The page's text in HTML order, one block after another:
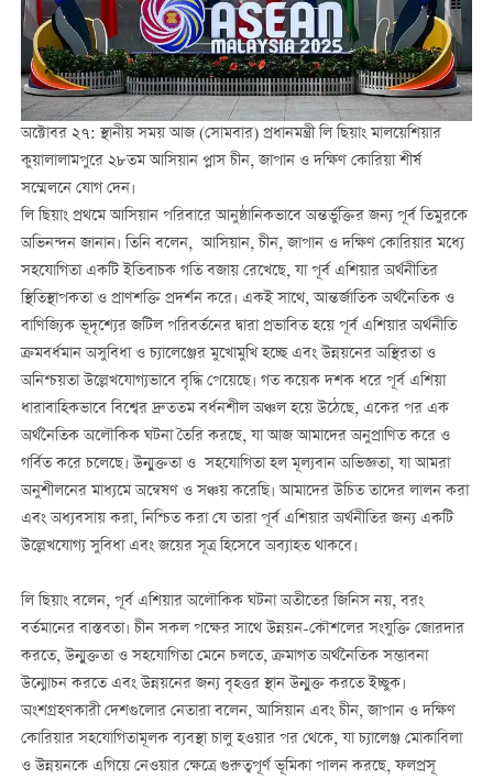
অক্টোবর ২৭: স্থানীয় সময় আজ (সোমবার) প্রধানমন্ত্রী লি ছিয়াং মালয়েশিয়ার
কুয়ালালামপুরে ২৮তম আসিয়ান প্লাস চীন, জাপান ও দক্ষিণ কোরিয়া শীর্ষ
সম্মেলনে যোগ দেন।
লি ছিয়াং প্রথমে আসিয়ান পরিবারে আনুষ্ঠানিকভাবে অন্তর্ভুক্তির জন্য পূর্ব তিমুরকে
অভিনন্দন জানান। তিনি বলেন, আসিয়ান, চীন, জাপান ও দক্ষিণ কোরিয়ার মধ্যে
সহযোগিতা একটি ইতিবাচক গতি বজায় রেখেছে, যা পূর্ব এশিয়ার অর্থনীতির
স্থিতিস্থাপকতা ও প্রাণশক্তি প্রদর্শন করে। একই সাথে, আন্তর্জাতিক অর্থনৈতিক ও
বাণিজ্যিক ভূদৃশ্যের জটিল পরিবর্তনের দ্বারা প্রভাবিত হয়ে পূর্ব এশিয়ার অর্থনীতি
ক্রমবর্ধমান অসুবিধা ও চ্যালেঞ্জের মুখোমুখি হচ্ছে এবং উন্নয়নের অস্থিরতা ও
অনিশ্চয়তা উল্লেখযোগ্যভাবে বৃদ্ধি পেয়েছে। গত কয়েক দশক ধরে পূর্ব এশিয়া
ধারাবাহিকভাবে বিশ্বের দ্রুততম বর্ধনশীল অঞ্চল হয়ে উঠেছে, একের পর এক
অর্থনৈতিক অলৌকিক ঘটনা তৈরি করছে, যা আজ আমাদের অনুপ্রাণিত করে ও
গর্বিত করে চলেছে। উন্মুক্ততা ও সহযোগিতা হল মূল্যবান অভিজ্ঞতা, যা আমরা
অনুশীলনের মাধ্যমে অন্বেষণ ও সঞ্চয় করেছি। আমাদের উচিত তাদের লালন করা
এবং অধ্যবসায় করা, নিশ্চিত করা যে তারা পূর্ব এশিয়ার অর্থনীতির জন্য একটি
উল্লেখযোগ্য সুবিধা এবং জয়ের সূত্র হিসেবে অব্যাহত থাকবে।
লি ছিয়াং বলেন, পূর্ব এশিয়ার অলৌকিক ঘটনা অতীতের জিনিস নয়, বরং
বর্তমানের বাস্তবতা। চীন সকল পক্ষের সাথে উন্নয়ন-কৌশলের সংযুক্তি জোরদার
করতে, উন্মুক্ততা ও সহযোগিতা মেনে চলতে, ক্রমাগত অর্থনৈতিক সম্ভাবনা
উন্মোচন করতে এবং উন্নয়নের জন্য বৃহত্তর স্থান উন্মুক্ত করতে ইচ্ছুক।
অংশগ্রহণকারী দেশগুলোর নেতারা বলেন, আসিয়ান এবং চীন, জাপান ও দক্ষিণ
কোরিয়ার সহযোগিতামূলক ব্যবস্থা চালু হওয়ার পর থেকে, যা চ্যালেঞ্জ মোকাবিলা
ও উন্নয়নকে এগিয়ে নেওয়ার ক্ষেত্রে গুরুত্বপূর্ণ ভূমিকা পালন করছে, ফলপ্রসূ